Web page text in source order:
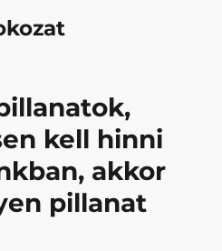
kell hinni
akkor
pillanat